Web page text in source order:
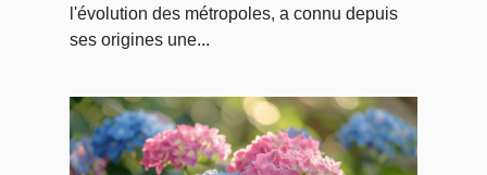
l'évolution des métropoles, a connu depuis
ses origines une...